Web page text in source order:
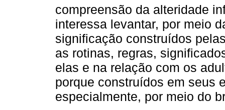
compreensão da alteridade
interessa levantar, por meio
significação construídos
as rotinas, regras,
elas e na relação com os
porque construídos em seus
especialmente, por meio do